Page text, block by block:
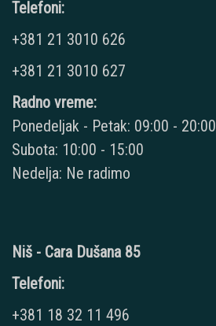
Telefoni:
+381 21 3010 626
+381 21 3010 627
Radno vreme:
Ponedeljak - Petak: 09:00 - 20:00
Subota: 10:00 - 15:00
Nedelja: Ne radimo
Niš - Cara Dušana 85
Telefoni:
+381 18 32 11 496